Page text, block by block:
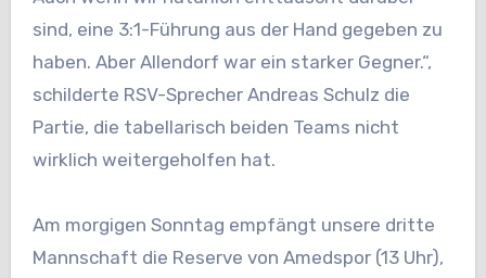
sind, eine 3:1-Führung aus der Hand gegeben zu
haben. Aber Allendorf war ein starker Gegner.“,
schilderte RSV-Sprecher Andreas Schulz die
Partie, die tabellarisch beiden Teams nicht
wirklich weitergeholfen hat.
Am morgigen Sonntag empfängt unsere dritte
Mannschaft die Reserve von Amedspor (13 Uhr),